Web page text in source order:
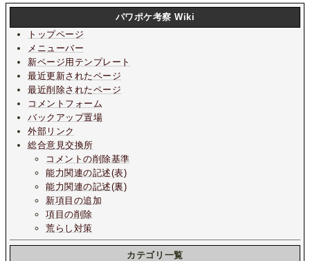
パワポケ考察 Wiki
トップページ
メニューバー
新ページ用テンプレート
最近更新されたページ
最近削除されたページ
コメントフォーム
バックアップ置場
外部リンク
総合意見交換所
コメントの削除基準
能力関連の記述(表)
能力関連の記述(裏)
新項目の追加
項目の削除
荒らし対策
カテゴリ一覧